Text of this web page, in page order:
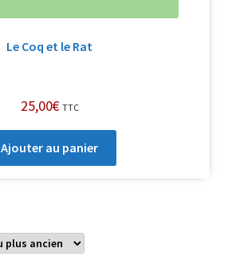
Le Coq et le Rat
25,00€ TTC
Ajouter au panier